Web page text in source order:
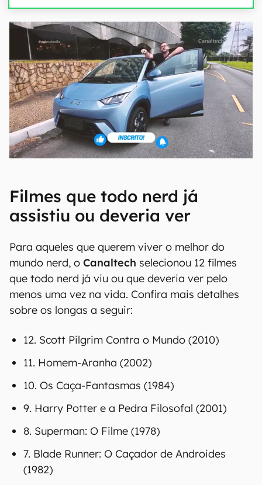
Filmes que todo nerd já
assistiu ou deveria ver
Para aqueles que querem viver o melhor do
mundo nerd, o Canaltech selecionou 12 filmes
que todo nerd já viu ou que deveria ver pelo
menos uma vez na vida. Confira mais detalhes
sobre os longas a seguir:
12. Scott Pilgrim Contra o Mundo (2010)
11. Homem-Aranha (2002)
10. Os Caça-Fantasmas (1984)
9. Harry Potter e a Pedra Filosofal (2001)
8. Superman: O Filme (1978)
7. Blade Runner: O Caçador de Androides
(1982)